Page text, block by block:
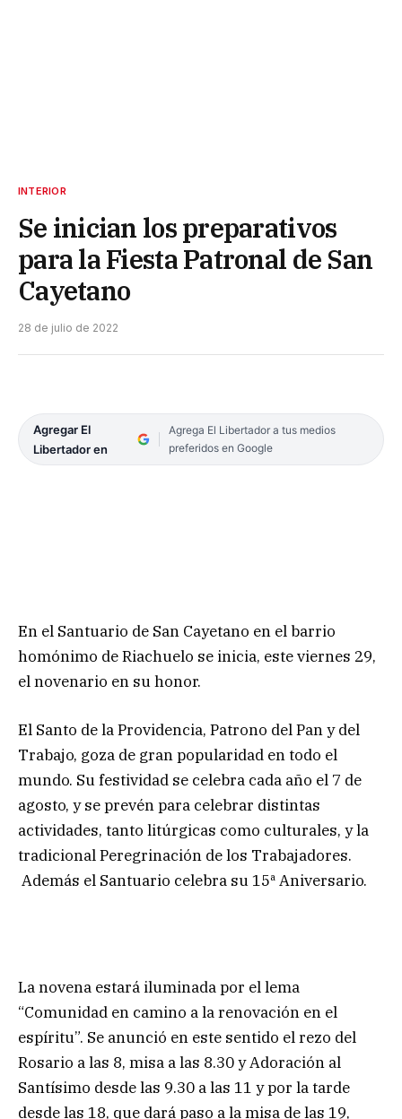
INTERIOR
Se inician los preparativos
para la Fiesta Patronal de San
Cayetano
28 de julio de 2022
Agregar El
Libertador en
Agrega El Libertador a tus medios
preferidos en Google
En el Santuario de San Cayetano en el barrio
homónimo de Riachuelo se inicia, este viernes 29,
el novenario en su honor.
El Santo de la Providencia, Patrono del Pan y del
Trabajo, goza de gran popularidad en todo el
mundo. Su festividad se celebra cada año el 7 de
agosto, y se prevén para celebrar distintas
actividades, tanto litúrgicas como culturales, y la
tradicional Peregrinación de los Trabajadores.
Además el Santuario celebra su 15ª Aniversario.
La novena estará iluminada por el lema
“Comunidad en camino a la renovación en el
espíritu”. Se anunció en este sentido el rezo del
Rosario a las 8, misa a las 8.30 y Adoración al
Santísimo desde las 9.30 a las 11 y por la tarde
desde las 18, que dará paso a la misa de las 19,